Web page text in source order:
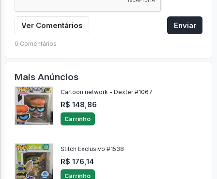
Ver Comentários Enviar
0 Comentários
Mais Anúncios
Cartoon network - Dexter #1067
R$ 148,86
Carrinho
Stitch Exclusivo #1538
R$ 176,14
Carrinho